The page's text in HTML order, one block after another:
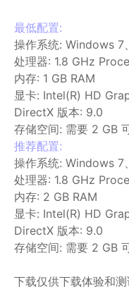
最低配置:
操作系统: Windows 7
处理器: 1.8 GHz
内存: 1 GB RAM
显卡: Intel(R) HD
DirectX 版本: 9.0
存储空间: 需要 2 GB
推荐配置:
操作系统: Windows 7
处理器: 1.8 GHz
内存: 2 GB RAM
显卡: Intel(R) HD
DirectX 版本: 9.0
存储空间: 需要 2 GB
下载仅供下载体验和测